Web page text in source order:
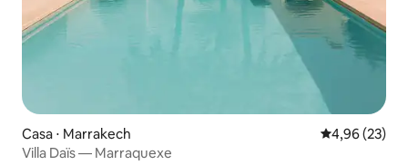
Casa ⋅ Marrakech 4,96 de uma
4,96 (23)
Villa Daïs — Marraquexe